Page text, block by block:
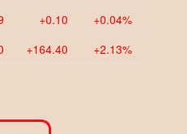
+0.10 +0.04%
+164.40 +2.13%